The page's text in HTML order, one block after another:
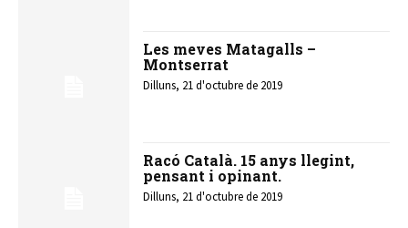
Les meves Matagalls –
Montserrat
Dilluns, 21 d'octubre de 2019
Racó Català. 15 anys llegint,
pensant i opinant.
Dilluns, 21 d'octubre de 2019